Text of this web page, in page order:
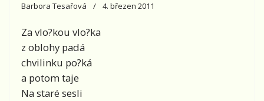
Barbora Tesařová 4. březen 2011
Za vlo?kou vlo?ka
z oblohy padá
chvilinku po?ká
a potom taje
Na staré sesli